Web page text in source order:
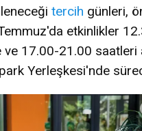
tercih günleri,
etkinlikler
17.00-21.00 saatleri
Yerleşkesi'nde